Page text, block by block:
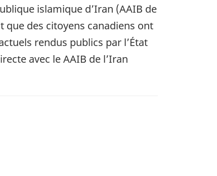
islamique d’Iran (AAIB de
que des citoyens canadiens ont
rendus publics par l’État
avec le AAIB de l’Iran